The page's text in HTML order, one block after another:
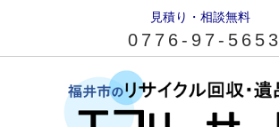
見積り・相談無料
0776-97-5653